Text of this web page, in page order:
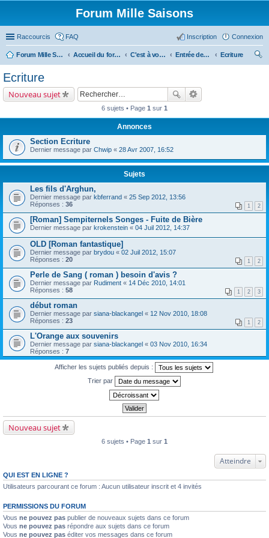
Forum Mille Saisons
Raccourcis FAQ Connexion
Inscription
Forum Mille Saisons Accueil du forum C'est à vous ! Entrée des artistes
Ecriture
Ecriture
Nouveau sujet
6 sujets • Page 1 sur 1
Annonces
Section Ecriture
Dernier message par Chwip « 28 Avr 2007, 16:52
Sujets
Les fils d'Arghun,
Dernier message par kbferrand « 25 Sep 2012, 13:56
Réponses : 36 1 2
[Roman] Sempiternels Songes - Fuite de Bière
Dernier message par krokenstein « 04 Juil 2012, 14:37
OLD [Roman fantastique]
Dernier message par brydou « 02 Juil 2012, 15:07
Réponses : 20 1 2
Perle de Sang ( roman ) besoin d'avis ?
Dernier message par Rudiment « 14 Déc 2010, 14:01
Réponses : 58 1 2 3
début roman
Dernier message par siana-blackangel « 12 Nov 2010, 18:08
Réponses : 23 1 2
L'Orange aux souvenirs
Dernier message par siana-blackangel « 03 Nov 2010, 16:34
Réponses : 7
Afficher les sujets publiés depuis :
Trier par
Nouveau sujet
6 sujets • Page 1 sur 1
Atteindre
QUI EST EN LIGNE ?
Utilisateurs parcourant ce forum : Aucun utilisateur inscrit et 4 invités
PERMISSIONS DU FORUM
Vous ne pouvez pas publier de nouveaux sujets dans ce forum
Vous ne pouvez pas répondre aux sujets dans ce forum
Vous ne pouvez pas éditer vos messages dans ce forum